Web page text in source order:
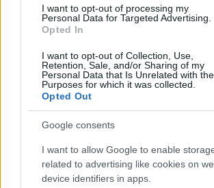
I want to opt-out of processing my
Personal Data for Targeted Advertising.
Opted In
I want to opt-out of Collection, Use,
Retention, Sale, and/or Sharing of my
Personal Data that Is Unrelated with the
Purposes for which it was collected.
Opted Out
Google consents
I want to allow Google to enable
related to advertising like cookies on
device identifiers in apps.
Instantly
HIPA bevallás határideje: miért
i határnap a vállalkozások pénzügyi
2026.08.10. 07:05